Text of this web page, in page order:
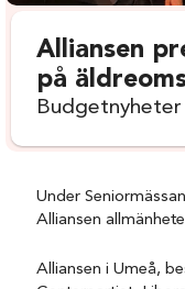
Alliansen
på
Budgetnyheter
Under
Alliansen
Alliansen i Umeå,